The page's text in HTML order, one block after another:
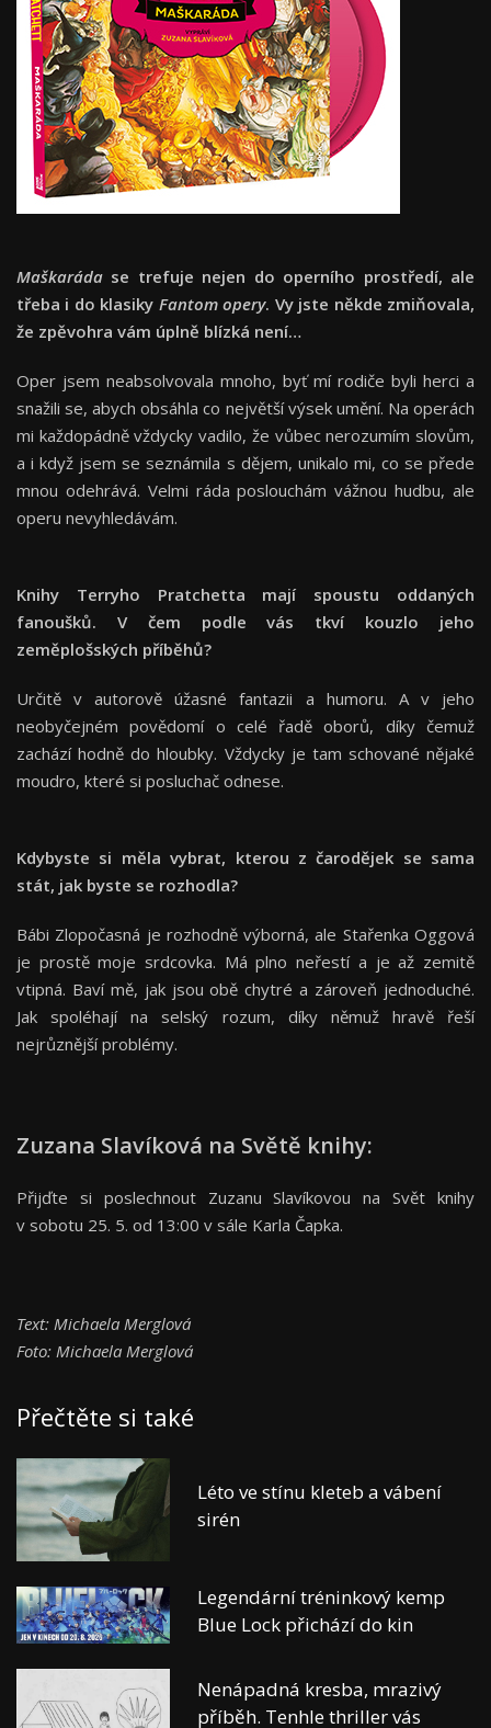
Maškaráda se trefuje nejen do operního prostředí, ale
třeba i do klasiky Fantom opery. Vy jste někde zmiňovala,
že zpěvohra vám úplně blízká není…
Oper jsem neabsolvovala mnoho, byť mí rodiče byli herci a
snažili se, abych obsáhla co největší výsek umění. Na operách
mi každopádně vždycky vadilo, že vůbec nerozumím slovům,
a i když jsem se seznámila s dějem, unikalo mi, co se přede
mnou odehrává. Velmi ráda poslouchám vážnou hudbu, ale
operu nevyhledávám.
Knihy Terryho Pratchetta mají spoustu oddaných
fanoušků. V čem podle vás tkví kouzlo jeho
zeměplošských příběhů?
Určitě v autorově úžasné fantazii a humoru. A v jeho
neobyčejném povědomí o celé řadě oborů, díky čemuž
zachází hodně do hloubky. Vždycky je tam schované nějaké
moudro, které si posluchač odnese.
Kdybyste si měla vybrat, kterou z čarodějek se sama
stát, jak byste se rozhodla?
Bábi Zlopočasná je rozhodně výborná, ale Stařenka Oggová
je prostě moje srdcovka. Má plno neřestí a je až zemitě
vtipná. Baví mě, jak jsou obě chytré a zároveň jednoduché.
Jak spoléhají na selský rozum, díky němuž hravě řeší
nejrůznější problémy.
Zuzana Slavíková na Světě knihy:
Přijďte si poslechnout Zuzanu Slavíkovou na Svět knihy
v sobotu 25. 5. od 13:00 v sále Karla Čapka.
Text: Michaela Merglová
Foto: Michaela Merglová
Přečtěte si také
Léto ve stínu kleteb a vábení
sirén
Legendární tréninkový kemp
Blue Lock přichází do kin
Nenápadná kresba, mrazivý
příběh. Tenhle thriller vás